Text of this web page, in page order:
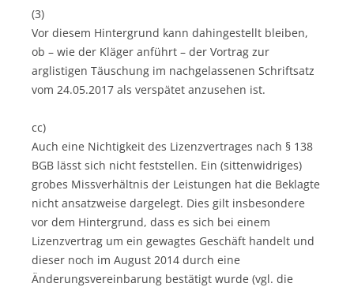
(3)
Vor diesem Hintergrund kann dahingestellt bleiben,
ob – wie der Kläger anführt – der Vortrag zur
arglistigen Täuschung im nachgelassenen Schriftsatz
vom 24.05.2017 als verspätet anzusehen ist.
cc)
Auch eine Nichtigkeit des Lizenzvertrages nach § 138
BGB lässt sich nicht feststellen. Ein (sittenwidriges)
grobes Missverhältnis der Leistungen hat die Beklagte
nicht ansatzweise dargelegt. Dies gilt insbesondere
vor dem Hintergrund, dass es sich bei einem
Lizenzvertrag um ein gewagtes Geschäft handelt und
dieser noch im August 2014 durch eine
Änderungsvereinbarung bestätigt wurde (vgl. die